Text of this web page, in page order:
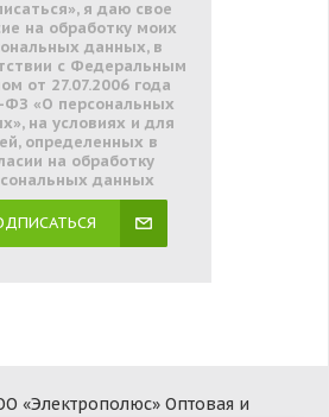
я даю свое
на обработку моих
данных, в
с Федеральным
от 27.07.2006 года
«О персональных
на условиях и для
определенных в
на обработку
данных
«Электрополюс» Оптовая и